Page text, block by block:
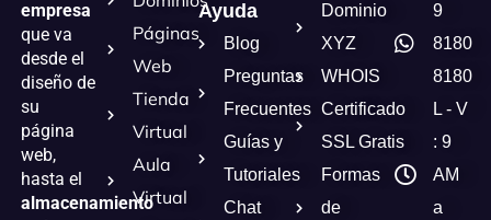
empresa
que va
desde el
diseño de
su
página
web,
hasta el
almacenamiento
Páginas
Web
Tienda
Virtual
Aula
Virtual
Ayuda
Blog
Preguntas
Frecuentes
Guías y
Tutoriales
Chat
Dominio
XYZ
WHOIS
Certificado
SSL Gratis
Formas
de
9
8180
8180
L - V
: 9
AM
a